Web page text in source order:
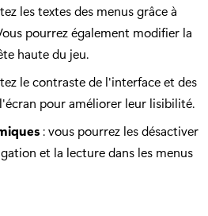
les textes des menus grâce à
pourrez également modifier la
haute du jeu.
le contraste de l'interface et des
pour améliorer leur lisibilité.
:vous pourrez les désactiver
et la lecture dans les menus